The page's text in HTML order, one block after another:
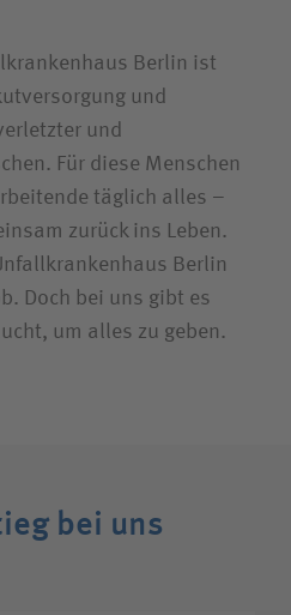
Berlin ist
und
und
Für diese Menschen
täglich alles –
zurück ins Leben.
Berlin
Doch bei uns gibt es
um alles zu geben.
bei uns